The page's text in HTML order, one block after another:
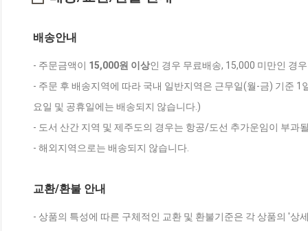
배송안내
- 주문금액이 15,000원 이상인 경우 무료배송, 15,000 미만인 경
- 주문 후 배송지역에 따라 국내 일반지역은 근무일(월-금) 기준
요일 및 공휴일에는 배송되지 않습니다.)
- 도서 산간 지역 및 제주도의 경우는 항공/도선 추가운임이 부과
- 해외지역으로는 배송되지 않습니다.
교환/환불 안내
- 상품의 특성에 따른 구체적인 교환 및 환불기준은 각 상품의 '상